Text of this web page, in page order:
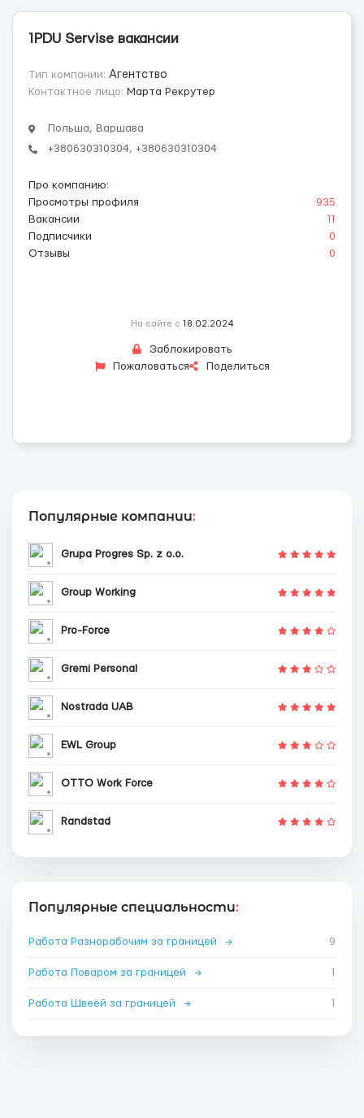
1PDU Servise вакансии
Тип компании: Агентство
Контактное лицо: Марта Рекрутер
Польша, Варшава
+380630310304, +380630310304
Про компанию:
Просмотры профиля
935
Вакансии
11
Подписчики
0
Отзывы
0
На сайте с 18.02.2024
Заблокировать
Пожаловаться
Поделиться
Популярные компании:
Grupa Progres Sp. z o.o.
Group Working
Pro-Force
Gremi Personal
Nostrada UAB
EWL Group
OTTO Work Force
Randstad
Популярные специальности:
Работа Разнорабочим за границей → 9
Работа Поваром за границей → 1
Работа Швеёй за границей → 1